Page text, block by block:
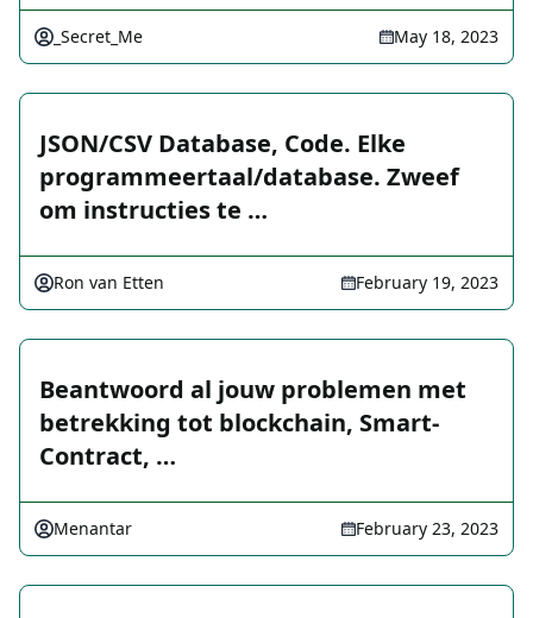
_Secret_Me May 18, 2023
JSON/CSV Database, Code. Elke
programmeertaal/database. Zweef
om instructies te …
Ron van Etten February 19, 2023
Beantwoord al jouw problemen met
betrekking tot blockchain, Smart-
Contract, …
Menantar February 23, 2023